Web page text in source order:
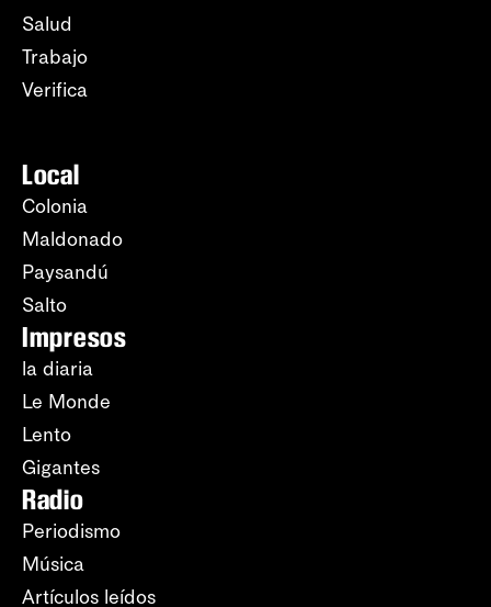
Salud
Trabajo
Verifica
Local
Colonia
Maldonado
Paysandú
Salto
Impresos
la diaria
Le Monde
Lento
Gigantes
Radio
Periodismo
Música
Artículos leídos